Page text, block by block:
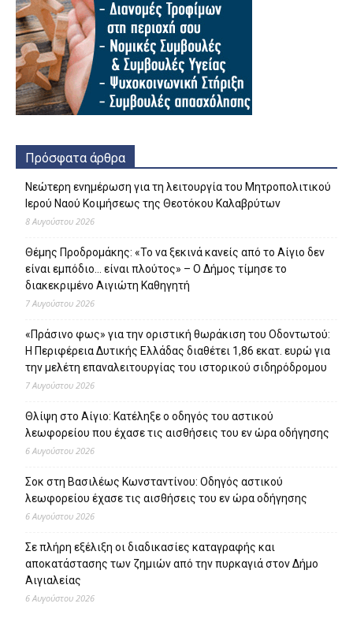
Πρόσφατα άρθρα
Νεώτερη ενημέρωση για τη λειτουργία του Μητροπολιτικού
Ιερού Ναού Κοιμήσεως της Θεοτόκου Καλαβρύτων
8 Αυγούστου 2026
Θέμης Προδρομάκης: «Το να ξεκινά κανείς από το Αίγιο δεν
είναι εμπόδιο… είναι πλούτος» – O Δήμος τίμησε το
διακεκριμένο Αιγιώτη Καθηγητή
7 Αυγούστου 2026
«Πράσινο φως» για την οριστική θωράκιση του Οδοντωτού:
Η Περιφέρεια Δυτικής Ελλάδας διαθέτει 1,86 εκατ. ευρώ για
την μελέτη επαναλειτουργίας του ιστορικού σιδηρόδρομου
7 Αυγούστου 2026
Θλίψη στο Αίγιο: Κατέληξε ο οδηγός του αστικού
λεωφορείου που έχασε τις αισθήσεις του εν ώρα οδήγησης
6 Αυγούστου 2026
Σοκ στη Βασιλέως Κωνσταντίνου: Οδηγός αστικού
λεωφορείου έχασε τις αισθήσεις του εν ώρα οδήγησης
6 Αυγούστου 2026
Σε πλήρη εξέλιξη οι διαδικασίες καταγραφής και
αποκατάστασης των ζημιών από την πυρκαγιά στον Δήμο
Αιγιαλείας
6 Αυγούστου 2026